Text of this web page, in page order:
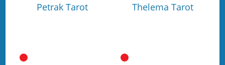
Petrak Tarot Thelema Tarot